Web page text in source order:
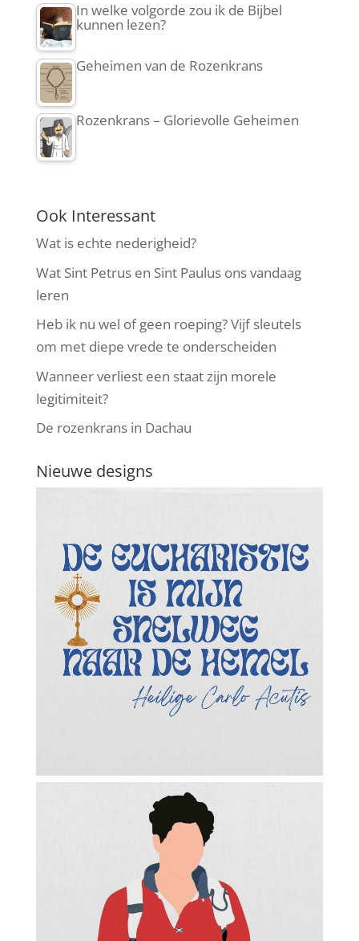
In welke volgorde zou ik de Bijbel
kunnen lezen?
Geheimen van de Rozenkrans
Rozenkrans – Glorievolle Geheimen
Ook Interessant
Wat is echte nederigheid?
Wat Sint Petrus en Sint Paulus ons vandaag
leren
Heb ik nu wel of geen roeping? Vijf sleutels
om met diepe vrede te onderscheiden
Wanneer verliest een staat zijn morele
legitimiteit?
De rozenkrans in Dachau
Nieuwe designs